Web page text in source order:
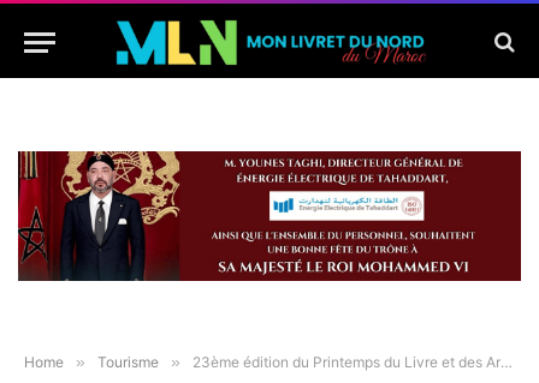
Home » Tourisme » 23ème édition du Printemps du Livre et des Arts de Tanger